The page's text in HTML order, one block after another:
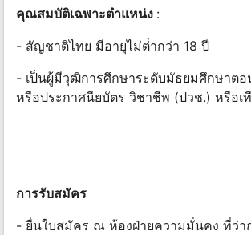
คุณสมบัติเฉพาะตำแหน่ง :
- สัญชาติไทย มีอายุไม่ต่ํากว่า 18 ปี
- เป็นผู้มีวุฒิการศึกษาระดับมัธยมศึกษาตอ
หรือประกาศนียบัตร วิชาชีพ (ปวช.) หรือเ
การรับสมัคร
- ยื่นใบสมัคร ณ ห้องฝ่ายความมั่นคง ที่ว่าก